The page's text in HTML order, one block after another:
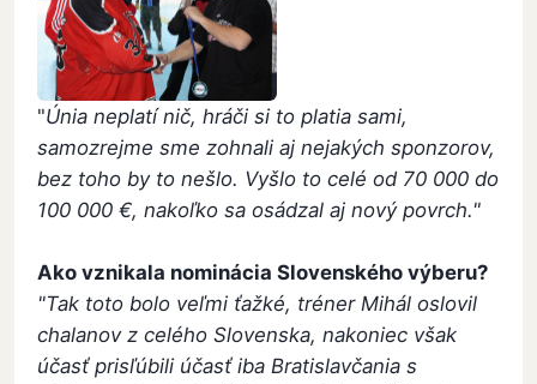
"Únia neplatí nič, hráči si to platia sami,
samozrejme sme zohnali aj nejakých sponzorov,
bez toho by to nešlo. Vyšlo to celé od 70 000 do
100 000 €, nakoľko sa osádzal aj nový povrch."
Ako vznikala nominácia Slovenského výberu?
"Tak toto bolo veľmi ťažké, tréner Mihál oslovil
chalanov z celého Slovenska, nakoniec však
účasť prisľúbili účasť iba Bratislavčania s